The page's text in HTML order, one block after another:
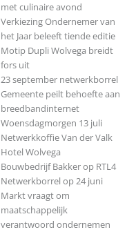
met culinaire avond
Verkiezing Ondernemer van
het Jaar beleeft tiende editie
Motip Dupli Wolvega breidt
fors uit
23 september netwerkborrel
Gemeente peilt behoefte aan
breedbandinternet
Woensdagmorgen 13 juli
Netwerkkoffie Van der Valk
Hotel Wolvega
Bouwbedrijf Bakker op RTL4
Netwerkborrel op 24 juni
Markt vraagt om
maatschappelijk
verantwoord ondernemen